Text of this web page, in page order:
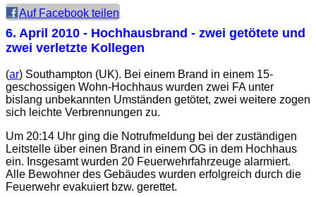
Auf Facebook teilen
6. April 2010 - Hochhausbrand - zwei getötete und
zwei verletzte Kollegen
(ar) Southampton (UK). Bei einem Brand in einem 15-
geschossigen Wohn-Hochhaus wurden zwei FA unter
bislang unbekannten Umständen getötet, zwei weitere zogen
sich leichte Verbrennungen zu.
Um 20:14 Uhr ging die Notrufmeldung bei der zuständigen
Leitstelle über einen Brand in einem OG in dem Hochhaus
ein. Insgesamt wurden 20 Feuerwehrfahrzeuge alarmiert.
Alle Bewohner des Gebäudes wurden erfolgreich durch die
Feuerwehr evakuiert bzw. gerettet.